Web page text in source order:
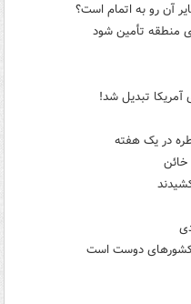
آن رو به اتمام است؟
منطقه تأمین شود
آمریکا تبدیل شد!
کشورهای دوست است